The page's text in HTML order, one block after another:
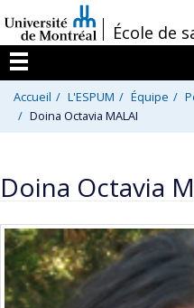
au
contenu
/École de
Menu
Accueil L'ESPUM Équipe
Doina Octavia MALAI
Doina Octavia